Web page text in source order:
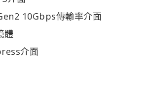
10Gbps傳輸率介面
體
介面